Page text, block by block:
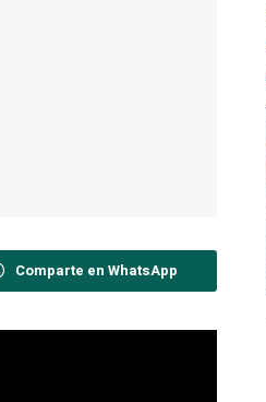
Comparte en WhatsApp